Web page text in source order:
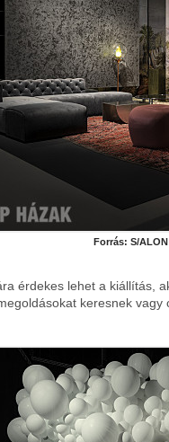
Forrás: S/ALON
érdekes lehet a kiállítás,
keresnek